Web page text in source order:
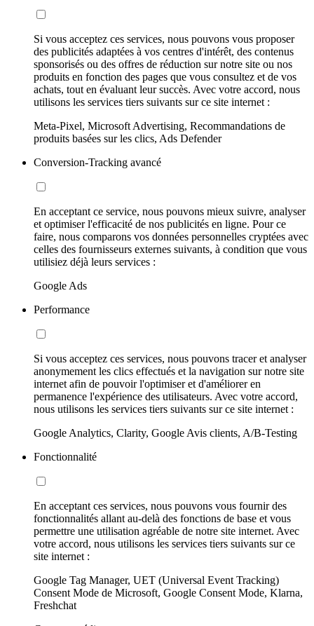
Si vous acceptez ces services, nous pouvons vous proposer
des publicités adaptées à vos centres d'intérêt, des contenus
sponsorisés ou des offres de réduction sur notre site ou nos
produits en fonction des pages que vous consultez et de vos
achats, tout en évaluant leur succès. Avec votre accord, nous
utilisons les services tiers suivants sur ce site internet :
Meta-Pixel, Microsoft Advertising, Recommandations de
produits basées sur les clics, Ads Defender
Conversion-Tracking avancé
En acceptant ce service, nous pouvons mieux suivre, analyser
et optimiser l'efficacité de nos publicités en ligne. Pour ce
faire, nous comparons vos données personnelles cryptées avec
celles des fournisseurs externes suivants, à condition que vous
utilisiez déjà leurs services :
Google Ads
Performance
Si vous acceptez ces services, nous pouvons tracer et analyser
anonymement les clics effectués et la navigation sur notre site
internet afin de pouvoir l'optimiser et d'améliorer en
permanence l'expérience des utilisateurs. Avec votre accord,
nous utilisons les services tiers suivants sur ce site internet :
Google Analytics, Clarity, Google Avis clients, A/B-Testing
Fonctionnalité
En acceptant ces services, nous pouvons vous fournir des
fonctionnalités allant au-delà des fonctions de base et vous
permettre une utilisation agréable de notre site internet. Avec
votre accord, nous utilisons les services tiers suivants sur ce
site internet :
Google Tag Manager, UET (Universal Event Tracking)
Consent Mode de Microsoft, Google Consent Mode, Klarna,
Freshchat